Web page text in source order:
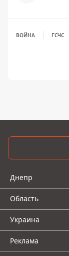
ВОЙНА ГСЧС
Днепр
Область
Украина
Реклама